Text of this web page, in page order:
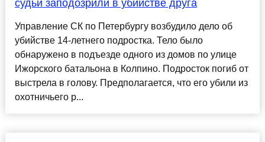
судьи заподозрили в убийстве друга
Управление СК по Петербургу возбудило дело об
убийстве 14-летнего подростка. Тело было
обнаружено в подъезде одного из домов по улице
Ижорского батальона в Колпино. Подросток погиб от
выстрела в голову. Предполагается, что его убили из
охотничьего р...